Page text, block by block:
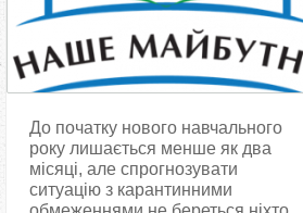
До початку нового навчального
року лишається менше як два
місяці, але спрогнозувати
ситуацію з карантинними